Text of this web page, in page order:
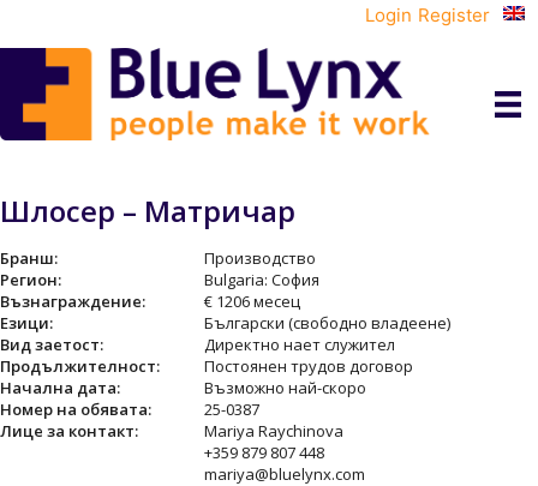
Login Register
Шлосер – Матричар
Бранш:
Производство
Регион:
Bulgaria: София
Възнаграждение:
€ 1206 месец
Езици:
Български (свободно владеене)
Вид заетост:
Директно нает служител
Продължителност:
Постоянен трудов договор
Начална дата:
Възможно най-скоро
Номер на обявата:
25-0387
Лице за контакт:
Mariya Raychinova
+359 879 807 448
mariya@bluelynx.com